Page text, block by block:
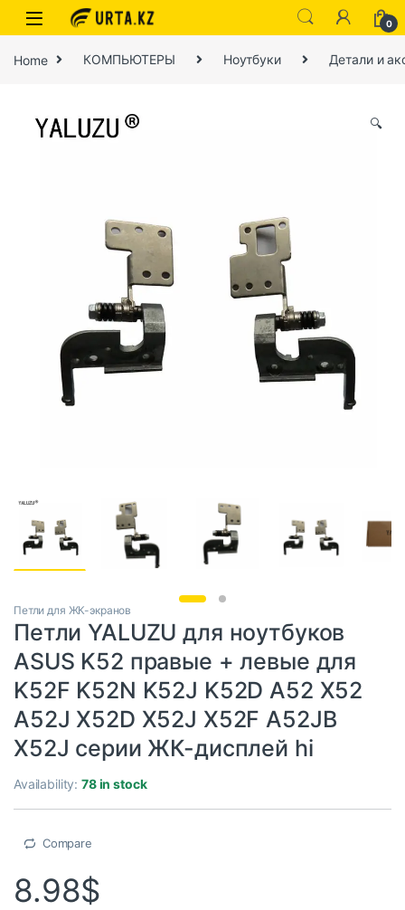
0
Home КОМПЬЮТЕРЫ Ноутбуки Детали и
🔍
Петли для ЖК-экранов
Петли YALUZU для ноутбуков
ASUS K52 правые + левые для
K52F K52N K52J K52D A52 X52
A52J X52D X52J X52F A52JB
X52J серии ЖК-дисплей hi
Availability:78 in stock
Compare
8.98$